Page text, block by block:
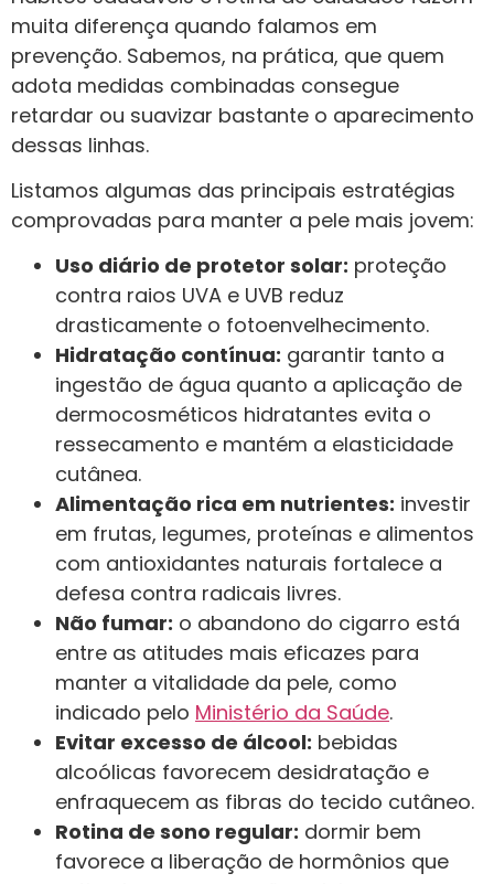
muita diferença quando falamos em
prevenção. Sabemos, na prática, que quem
adota medidas combinadas consegue
retardar ou suavizar bastante o aparecimento
dessas linhas.
Listamos algumas das principais estratégias
comprovadas para manter a pele mais jovem:
Uso diário de protetor solar: proteção
contra raios UVA e UVB reduz
drasticamente o fotoenvelhecimento.
Hidratação contínua: garantir tanto a
ingestão de água quanto a aplicação de
dermocosméticos hidratantes evita o
ressecamento e mantém a elasticidade
cutânea.
Alimentação rica em nutrientes: investir
em frutas, legumes, proteínas e alimentos
com antioxidantes naturais fortalece a
defesa contra radicais livres.
Não fumar: o abandono do cigarro está
entre as atitudes mais eficazes para
manter a vitalidade da pele, como
indicado pelo Ministério da Saúde.
Evitar excesso de álcool: bebidas
alcoólicas favorecem desidratação e
enfraquecem as fibras do tecido cutâneo.
Rotina de sono regular: dormir bem
favorece a liberação de hormônios que